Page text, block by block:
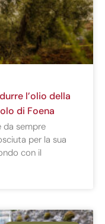
l’olio della
di Foena
da sempre
per la sua
con il